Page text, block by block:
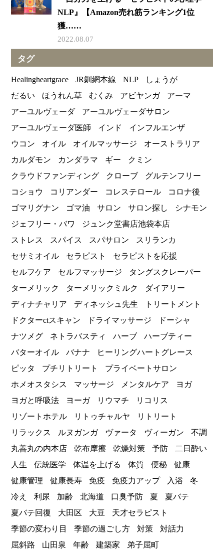
NLP』【Amazon売れ筋ランキング1位
獲……
2022.08.07
タグ
Healingheartgrace JR釧網本線 NLP
しょうが
だるい
ほうれん草 むくみ アビヤンガ
アーマ
アーユルヴェーダ
アーユルヴェーダサロン
アーユルヴェーダ医師
インド
インフルエンザ
ウコン
オイル オイルマッサージ
オーストラリア
カルダモン
カンダラマ ギー
クミン
クラウドファンディング
クローブ
グルテンフリー
コショウ
コリアンダー コレステロール
コロナ後
ゴマリグナン
ゴマ油 サロン サロン探し
シナモン
ジェフリー・バワ
ジュンク堂書店池袋本店
ストレス
スパイス スパサロン
スリランカ
セサミオイル
セラピスト
セラピストを応援
セルフケア
セルフマッサージ
タングスクレーパー
ターメリック
ターメリックミルク
ダイアリー
ディナチャリア
ディネッシュ先生
トリートメント
ドクターctスキャン
ドライマッサージ
ドーシャ
ナツメグ
ネトラバスティ ハーブ
ハーブティー
バターオイル
バナナ
ヒーリングハートグレース
ピッタ
プチリトリート
プライベートサロン
ホメオスタシス
マッサージ メンタルケア
ヨガ
ヨガと呼吸法
ヨーガ リウマチ
リコリス
リゾートホテル
リトゥチャルヤ
リトリート
リラックス
ルヌガンガ ヴァータ ヴィーガン
不調
丸善丸の内本店
乾布摩擦 乾燥対策 予防
二日酔い
人生
伝統医学 体温を上げる 体質 便秘
健康
健康管理
健康長寿 免疫 免疫力アップ 入浴
冬
冷え
利尿 加齢 北海道 口臭予防 夏
夏バテ
夏バテ回復
大田区 大豆
天才セラピスト
季節の変わり目
季節の過ごし方 対策
対話力
屈斜路
山田泉 年齢 建築家
弟子屈町